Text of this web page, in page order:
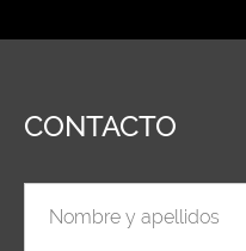
CONTACTO